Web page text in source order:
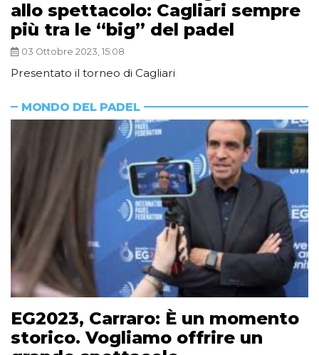
allo spettacolo: Cagliari sempre
più tra le “big” del padel
03 Ottobre 2023, 15:08
Presentato il torneo di Cagliari
MONDO DEL PADEL
EG2023, Carraro: È un momento
storico. Vogliamo offrire un